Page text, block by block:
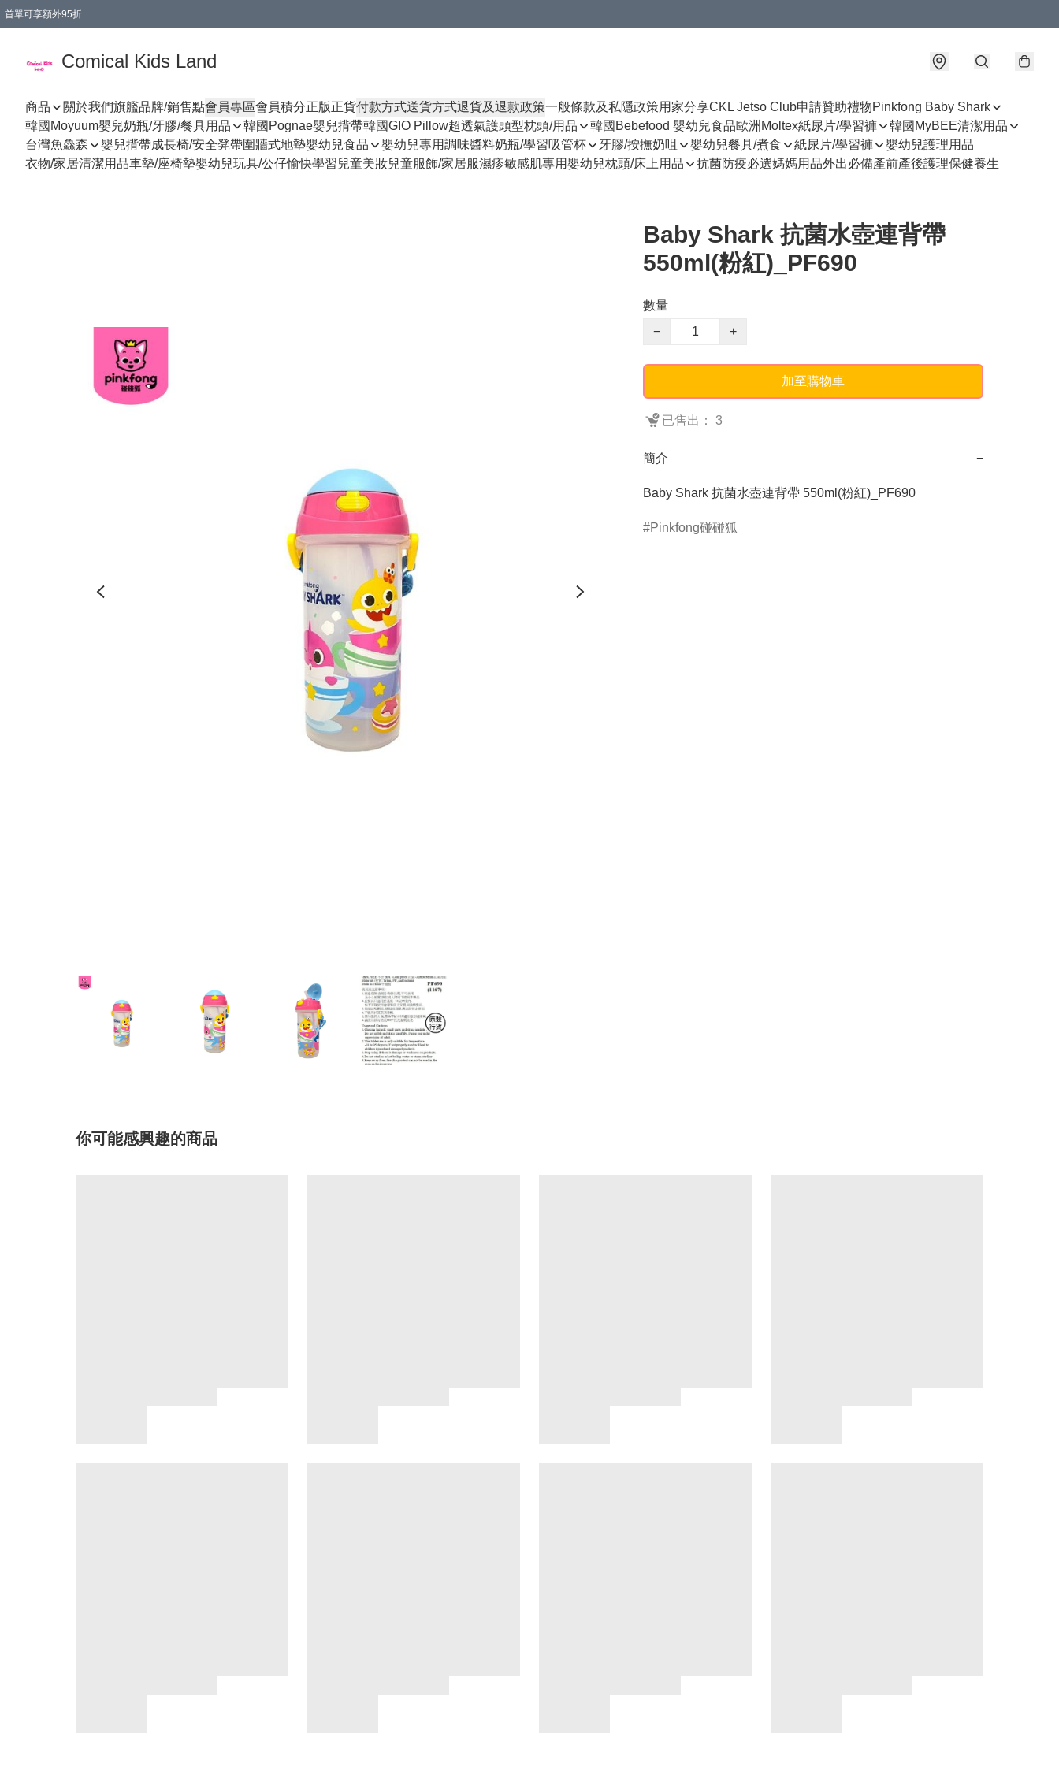
首單可享額外95折
Comical Kids Land
商品 關於我們旗艦品牌/銷售點會員專區會員積分正版正貨付款方式送貨方式退貨及退款政策一般條款及私隱政策用家分享CKL Jetso Club申請贊助禮物Pinkfong Baby Shark
韓國Moyuum嬰兒奶瓶/牙膠/餐具用品
韓國Pognae嬰兒揹帶韓國GIO Pillow超透氣護頭型枕頭/用品 韓國Bebefood 嬰幼兒食品歐洲Moltex紙尿片/學習褲
韓國MyBEE清潔用品
台灣魚鱻森
嬰兒揹帶成長椅/安全凳帶圍牆式地墊嬰幼兒食品 嬰幼兒專用調味醬料奶瓶/學習吸管杯 牙膠/按撫奶咀 嬰幼兒餐具/煮食 紙尿片/學習褲
嬰幼兒護理用品
衣物/家居清潔用品車墊/座椅墊嬰幼兒玩具/公仔愉快學習兒童美妝兒童服飾/家居服濕疹敏感肌專用嬰幼兒枕頭/床上用品 抗菌防疫必選媽媽用品外出必備產前產後護理保健養生
Baby Shark 抗菌水壺連背帶
550ml(粉紅)_PF690
數量
−
+
加至購物車
已售出： 3
簡介 −
Baby Shark 抗菌水壺連背帶 550ml(粉紅)_PF690
Pinkfong碰碰狐
你可能感興趣的商品